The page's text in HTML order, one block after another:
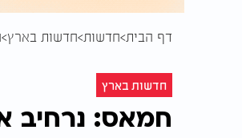
דף הבית חדשות חדשות בארץ
חדשות בארץ
חמאס: נרחיב